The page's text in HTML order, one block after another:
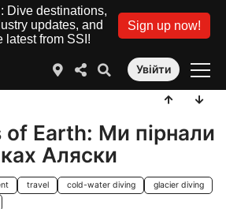
Dive destinations,
updates, and
from SSI!
Sign up now!
Увійти
of Earth: Ми пірнали
Аляски
travel cold-water diving
glacier diving